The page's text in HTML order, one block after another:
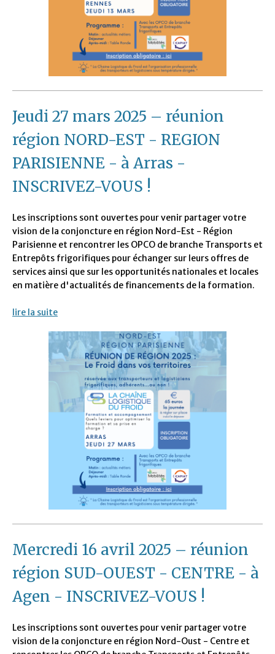
Jeudi 27 mars 2025 – réunion
région NORD-EST - REGION
PARISIENNE - à Arras -
INSCRIVEZ-VOUS !
Les inscriptions sont ouvertes pour venir partager votre
vision de la conjoncture en région Nord-Est - Région
Parisienne et rencontrer les OPCO de branche Transports et
Entrepôts frigorifiques pour échanger sur leurs offres de
services ainsi que sur les opportunités nationales et locales
en matière d'actualités de financements de la formation.
lire la suite
Mercredi 16 avril 2025 – réunion
région SUD-OUEST - CENTRE - à
Agen - INSCRIVEZ-VOUS !
Les inscriptions sont ouvertes pour venir partager votre
vision de la conjoncture en région Nord-Oust - Centre et